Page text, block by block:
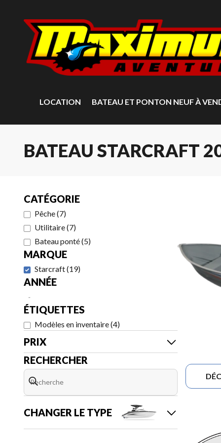
LOCATION BATEAU ET PONTON NEUF À
BATEAU STARCRAFT
CATÉGORIE
Pêche(7)
Utilitaire(7)
Bateau ponté(5)
MARQUE
Starcraft(19)
ANNÉE
-
ÉTIQUETTES
Modèles en inventaire(4)
PRIX
RECHERCHER
CHANGER LE TYPE